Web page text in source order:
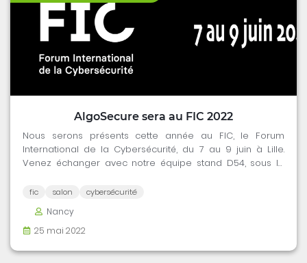
AlgoSecure sera au FIC 2022
Nous serons présents cette année au FIC, le Forum
International de la Cybersécurité, du 7 au 9 juin à Lille.
Venez échanger avec notre équipe stand D54, sous le
fic salon cybersécurité
Nancy
25 mai 2022